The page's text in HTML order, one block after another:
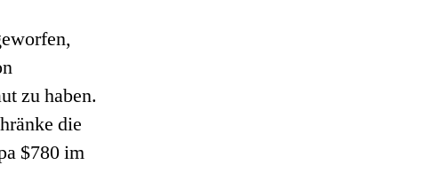
zu haben.
die
$780 im